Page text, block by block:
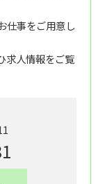
仕事をご用意し
求人情報をご覧